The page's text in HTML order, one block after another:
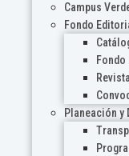
Campus
Fondo
Planeación